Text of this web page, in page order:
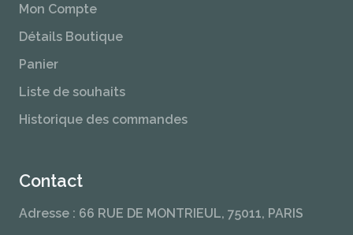
Mon Compte
Détails Boutique
Panier
Liste de souhaits
Historique des commandes
Contact
Adresse : 66 RUE DE MONTRIEUL, 75011, PARIS